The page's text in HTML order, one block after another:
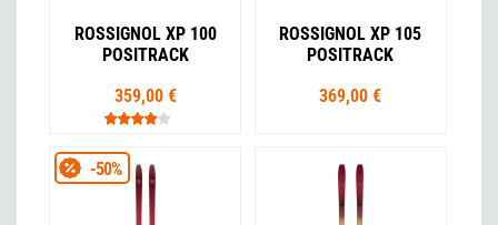
ROSSIGNOL XP 100
POSITRACK
359,00 €
ROSSIGNOL XP 105
POSITRACK
369,00 €
-50%